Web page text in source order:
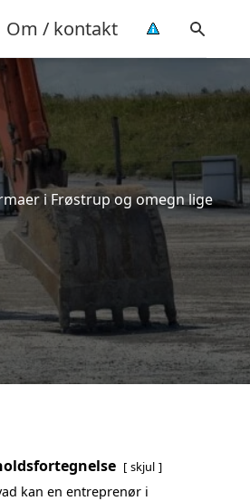
Om / kontakt
i Frøstrup og omegn lige
skjul
kan en entreprenør i